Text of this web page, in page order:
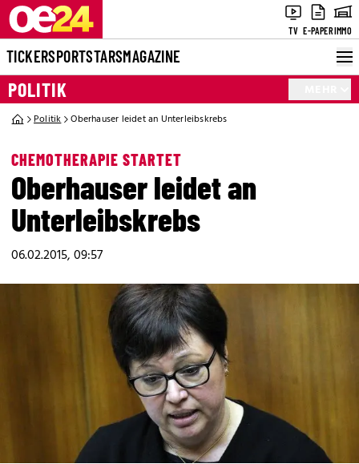
TV E-PAPERIMMO
TICKERSPORTSTARSMAGAZINE
POLITIK
Politik Oberhauser leidet an Unterleibskrebs
CHEMOTHERAPIE STARTET
Oberhauser leidet an
Unterleibskrebs
06.02.2015, 09:57